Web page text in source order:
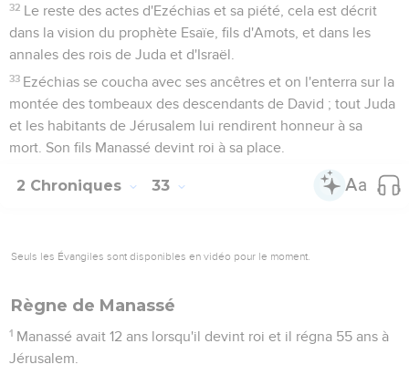
32 Le reste des actes d'Ezéchias et sa piété, cela est décrit
dans la vision du prophète Esaïe, fils d'Amots, et dans les
annales des rois de Juda et d'Israël.
33 Ezéchias se coucha avec ses ancêtres et on l'enterra sur la
montée des tombeaux des descendants de David ; tout Juda
et les habitants de Jérusalem lui rendirent honneur à sa
mort. Son fils Manassé devint roi à sa place.
2 Chroniques 33
Seuls les Évangiles sont disponibles en vidéo pour le moment.
Règne de Manassé
1 Manassé avait 12 ans lorsqu'il devint roi et il régna 55 ans à
Jérusalem.